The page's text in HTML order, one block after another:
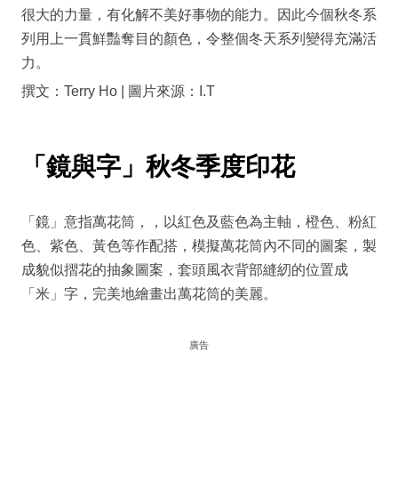
很大的力量，有化解不美好事物的能力。因此今個秋冬系
列用上一貫鮮豔奪目的顏色，令整個冬天系列變得充滿活
力。
撰文：Terry Ho | 圖片來源：I.T
「鏡與字」秋冬季度印花
「鏡」意指萬花筒，，以紅色及藍色為主軸，橙色、粉紅
色、紫色、黃色等作配搭，模擬萬花筒內不同的圖案，製
成貌似摺花的抽象圖案，套頭風衣背部縫紉的位置成
「米」字，完美地繪畫出萬花筒的美麗。
廣告